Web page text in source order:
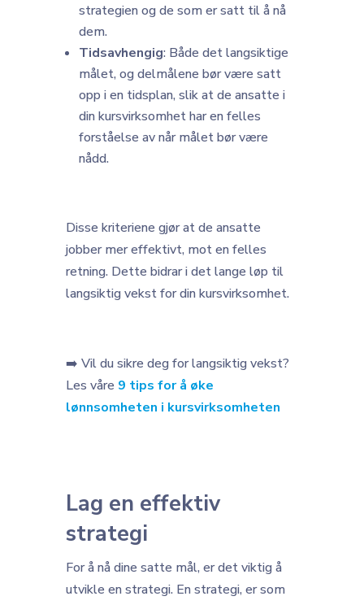
strategien og de som er satt til å nå
dem.
Tidsavhengig: Både det langsiktige
målet, og delmålene bør være satt
opp i en tidsplan, slik at de ansatte i
din kursvirksomhet har en felles
forståelse av når målet bør være
nådd.
Disse kriteriene gjør at de ansatte
jobber mer effektivt, mot en felles
retning. Dette bidrar i det lange løp til
langsiktig vekst for din kursvirksomhet.
➡️ Vil du sikre deg for langsiktig vekst?
Les våre 9 tips for å øke
lønnsomheten i kursvirksomheten
Lag en effektiv
strategi
For å nå dine satte mål, er det viktig å
utvikle en strategi. En strategi, er som